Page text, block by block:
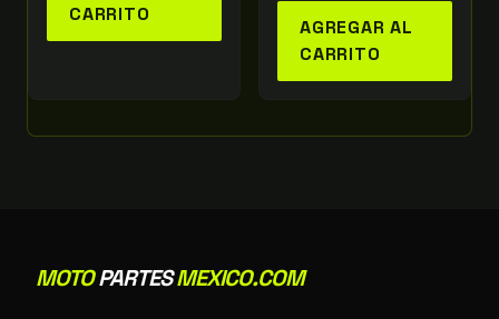
CARRITO
AGREGAR AL
CARRITO
MOTOPARTESMEXICO.COM